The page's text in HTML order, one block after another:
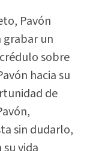
Pavón
grabar un
sobre
hacia su
de
sin dudarlo,